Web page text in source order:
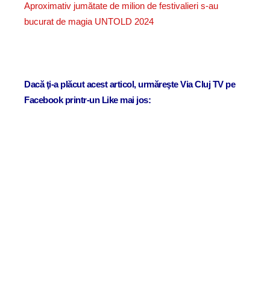
Aproximativ jumătate de milion de festivalieri s-au
bucurat de magia UNTOLD 2024
Dacă ţi-a plăcut acest articol, urmăreşte Via Cluj TV pe
Facebook printr-un Like mai jos: